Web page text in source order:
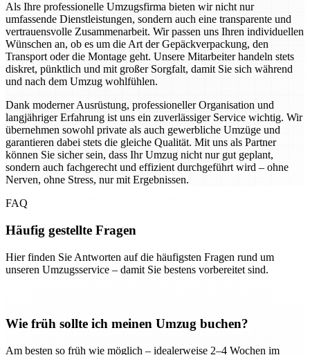
Als Ihre professionelle Umzugsfirma bieten wir nicht nur
umfassende Dienstleistungen, sondern auch eine transparente und
vertrauensvolle Zusammenarbeit. Wir passen uns Ihren individuellen
Wünschen an, ob es um die Art der Gepäckverpackung, den
Transport oder die Montage geht. Unsere Mitarbeiter handeln stets
diskret, pünktlich und mit großer Sorgfalt, damit Sie sich während
und nach dem Umzug wohlfühlen.
Dank moderner Ausrüstung, professioneller Organisation und
langjähriger Erfahrung ist uns ein zuverlässiger Service wichtig. Wir
übernehmen sowohl private als auch gewerbliche Umzüge und
garantieren dabei stets die gleiche Qualität. Mit uns als Partner
können Sie sicher sein, dass Ihr Umzug nicht nur gut geplant,
sondern auch fachgerecht und effizient durchgeführt wird – ohne
Nerven, ohne Stress, nur mit Ergebnissen.
FAQ
Häufig gestellte Fragen
Hier finden Sie Antworten auf die häufigsten Fragen rund um
unseren Umzugsservice – damit Sie bestens vorbereitet sind.
Wie früh sollte ich meinen Umzug buchen?
Am besten so früh wie möglich – idealerweise 2–4 Wochen im